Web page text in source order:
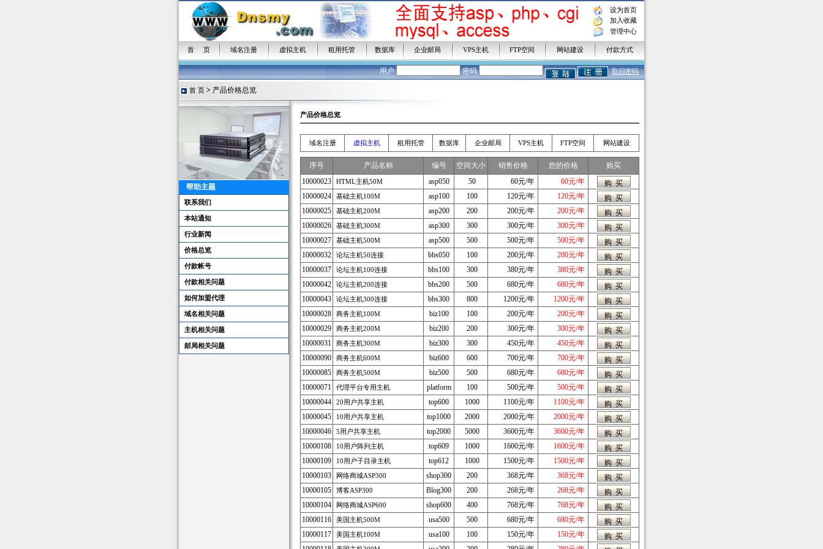
设为首页
加入收藏
管理中心
首 页 域名注册 虚拟主机 租用托管 数据库 企业邮局 VPS主机 FTP空间 网站建设 付款方式
用户 密码 取回密码
首 页 > 产品价格总览
帮助主题
联系我们
本站通知
行业新闻
价格总览
付款帐号
付款相关问题
如何加盟代理
域名相关问题
主机相关问题
邮局相关问题
产品价格总览
域名注册 虚拟主机 租用托管 数据库 企业邮局 VPS主机 FTP空间 网站建设
序号 产品名称 编号 空间大小 销售价格 您的价格
购买
10000023
HTML主机50M asp050 50 60元/年
60元/年
10000024
基础主机100M asp100 100 120元/年
120元/年
10000025
基础主机200M asp200 200 200元/年
200元/年
10000026
基础主机300M asp300 300 300元/年
300元/年
10000027
基础主机500M asp500 500 500元/年
500元/年
10000032
论坛主机50连接 bbs050 100 200元/年
200元/年
10000037
论坛主机100连接 bbs100 300 380元/年
380元/年
10000042
论坛主机200连接 bbs200 500 680元/年
680元/年
10000043
论坛主机300连接 bbs300 800 1200元/年
1200元/年
10000028
商务主机100M biz100 100 200元/年
200元/年
10000029
商务主机200M biz200 200 300元/年
300元/年
10000031
商务主机300M biz300 300 450元/年
450元/年
10000090
商务主机600M biz600 600 700元/年
700元/年
10000085
商务主机500M biz500 500 680元/年
680元/年
10000071
代理平台专用主机 platform 100 500元/年
500元/年
10000044
20用户共享主机 top600 1000 1100元/年
1100元/年
10000045
10用户共享主机 top1000 2000 2000元/年
2000元/年
10000046
5用户共享主机 top2000 5000 3600元/年
3600元/年
10000108
10用户阵列主机 top609 1000 1600元/年
1600元/年
10000109
10用户子目录主机 top612 1000 1500元/年
1500元/年
10000103
网络商城ASP300 shop300 200 368元/年
368元/年
10000105
博客ASP300 Blog300 200 268元/年
268元/年
10000104
网络商城ASP600 shop600 400 768元/年
768元/年
10000116
美国主机500M usa500 500 680元/年
680元/年
10000117
美国主机100M usa100 100 150元/年
150元/年